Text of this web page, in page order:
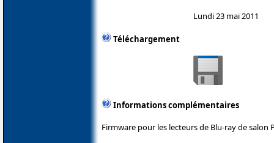
Lundi 23 mai 2011
Téléchargement
Informations complémentaires
Firmware pour les lecteurs de Blu-ray de salon